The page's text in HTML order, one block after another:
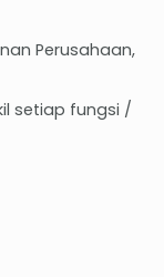
Perusahaan,
setiap fungsi /